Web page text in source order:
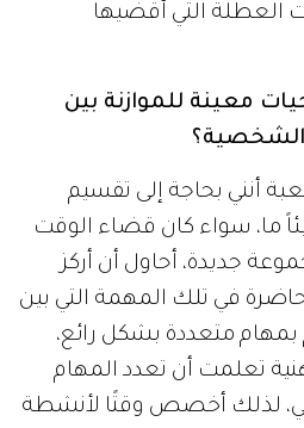
العطلة التي أقضيها
معينة للموازنة بين
الشخصية؟
أنني بحاجة إلى تقسيم
ما، سواء كان قضاء الوقت
جديدة، أحاول أن أركز
في تلك المهمة التي بين
متعددة بشكل رائع،
تعلمت أن تعدد المهام
لذلك أخصص وقتًا لأنشطة